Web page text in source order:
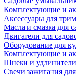
Комплектующие и
Аксессуары для
Масла и смазка для
Двигатели для
Оборудование для
Комплектующие и
Шнеки и удлинители
Свечи зажигания